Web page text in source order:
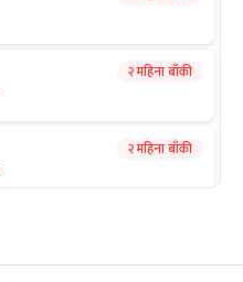
२ महिना बाँकी
२ महिना बाँकी